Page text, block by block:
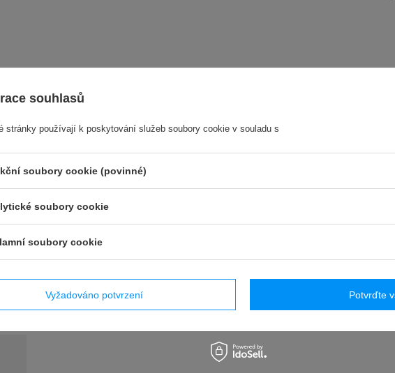
OSTATNIO CIĘ
souhlasů
stránky používají k poskytování služeb soubory cookie v souladu s
soubory cookie (povinné)
soubory cookie
soubory cookie
Vyžadováno potvrzení Potvrďte